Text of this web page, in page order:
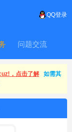
QQ登录
问题交流
，点击了解
如需其